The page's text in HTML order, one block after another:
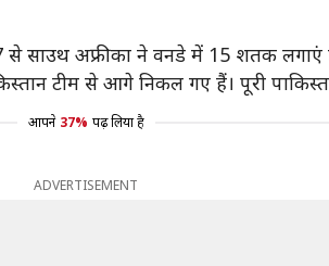
साउथ अफ्रीका ने वनडे में 15 शतक लगाएं
टीम से आगे निकल गए हैं। पूरी
आपने 37% पढ़ लिया है
ADVERTISEMENT